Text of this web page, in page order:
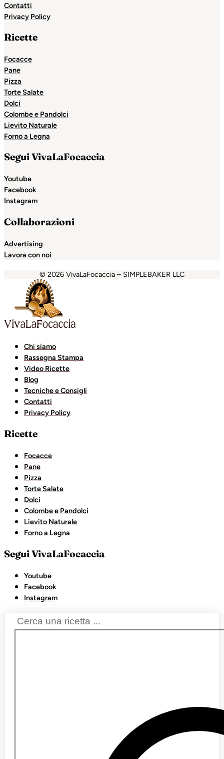
Contatti
Privacy Policy
Ricette
Focacce
Pane
Pizza
Torte Salate
Dolci
Colombe e Pandolci
Lievito Naturale
Forno a Legna
Segui VivaLaFocaccia
Youtube
Facebook
Instagram
Collaborazioni
Advertising
Lavora con noi
© 2026 VivaLaFocaccia – SIMPLEBAKER LLC
Holiganbet
Chi siamo
Rassegna Stampa
Video Ricette
Blog
Tecniche e Consigli
Contatti
Privacy Policy
Ricette
Focacce
Pane
Pizza
Torte Salate
Dolci
Colombe e Pandolci
Lievito Naturale
Forno a Legna
Segui VivaLaFocaccia
Youtube
Facebook
Instagram
Search
...